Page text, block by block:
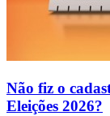
Não fiz o
Eleições 2026?